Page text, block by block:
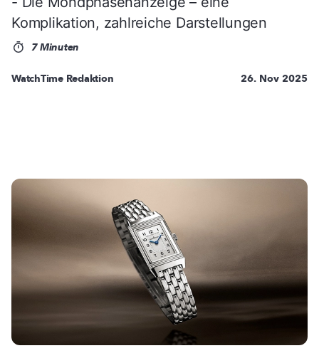
Komplikation, zahlreiche Darstellungen
7 Minuten
WatchTime Redaktion 26. Nov 2025